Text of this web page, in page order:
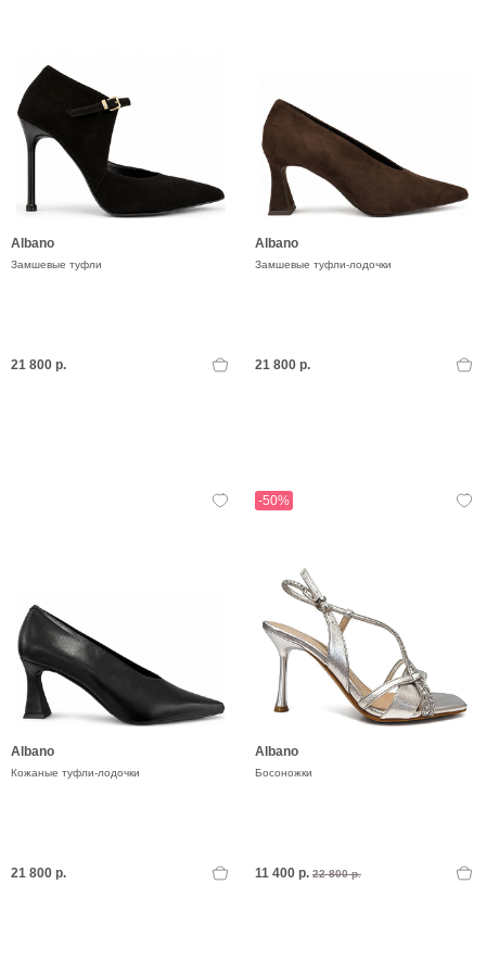
Albano
Замшевые туфли
21 800 р.
Albano
Замшевые туфли-лодочки
21 800 р.
Albano
Кожаные туфли-лодочки
21 800 р.
-50%
Albano
Босоножки
11 400 р. 22 800 р.